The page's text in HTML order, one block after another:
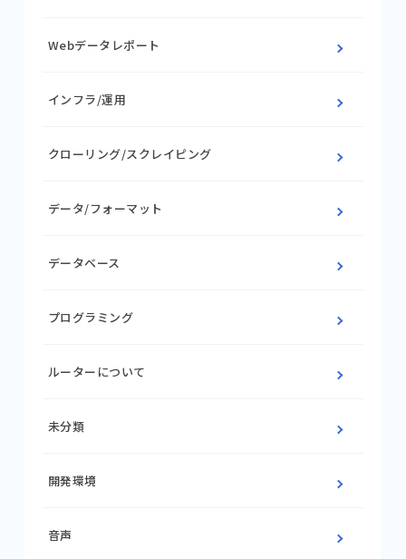
Webデータレポート
インフラ/運用
クローリング/スクレイピング
データ/フォーマット
データベース
プログラミング
ルーターについて
未分類
開発環境
音声